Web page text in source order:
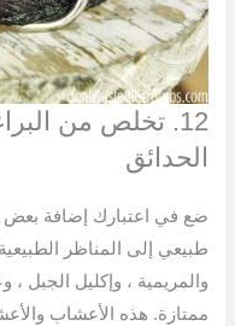
12. تخلص من
الحدائق
ضع في اعتبارك إضافة بعض
طبيعي إلى المناظر الطبيعية
والمريمية ، وإكليل الجبل
ممتازة. هذه الأعشاب